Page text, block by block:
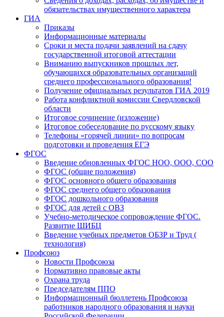
обязательствах имущественного характера
ГИА
Приказы
Информационные материалы
Сроки и места подачи заявлений на сдачу
государственной итоговой аттестации
Вниманию выпускников прошлых лет,
обучающихся образовательных организаций
среднего профессионального образования!
Получение официальных результатов ГИА 2019
Работа конфликтной комиссии Свердловской
области
Итоговое сочинение (изложение)
Итоговое собеседование по русскому языку
Телефоны «горячей линии» по вопросам
подготовки и проведения ЕГЭ
ФГОС
Введение обновленных ФГОС НОО, ООО, СОО
ФГОС (общие положения)
ФГОС основного общего образования
ФГОС среднего общего образования
ФГОС дошкольного образования
ФГОС для детей с ОВЗ
Учебно-методическое сопровождение ФГОС.
Развитие ШИБЦ
Введение учебных предметов ОБЗР и Труд (
технология)
Профсоюз
Новости Профсоюза
Нормативно правовые акты
Охрана труда
Председателям ППО
Информационный бюллетень Профсоюза
работников народного образования и науки